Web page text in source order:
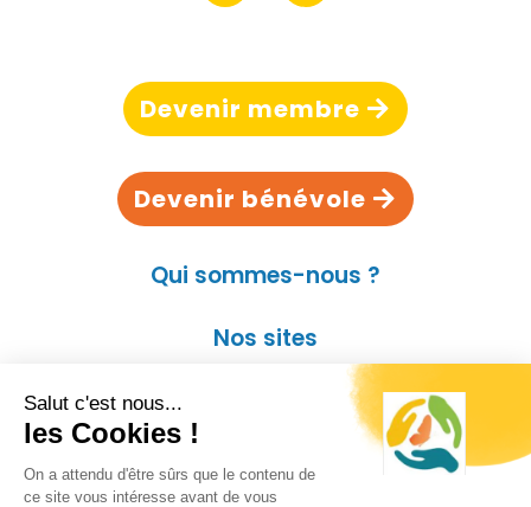
Devenir membre
Devenir bénévole
Qui sommes-nous ?
Nos sites
Kit presse